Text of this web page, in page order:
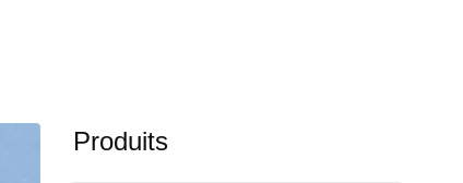
Produits